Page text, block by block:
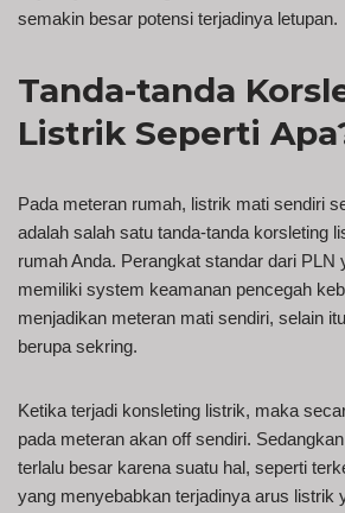
semakin besar potensi terjadinya letupan.
Tanda-tanda
Listrik Seperti
Pada meteran rumah, listrik mati sendiri
adalah salah satu tanda-tanda korsleting
rumah Anda. Perangkat standar dari PLN
memiliki system keamanan pencegah
menjadikan meteran mati sendiri, selain
berupa sekring.
Ketika terjadi konsleting listrik, maka
pada meteran akan off sendiri.
terlalu besar karena suatu hal, seperti
yang menyebabkan terjadinya arus listrik